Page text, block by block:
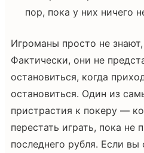
пор, пока у них ничего
Игроманы просто не знают,
Фактически, они не
остановиться, когда
остановиться. Один из
пристрастия к покеру —
перестать играть, пока не
последнего рубля. Если